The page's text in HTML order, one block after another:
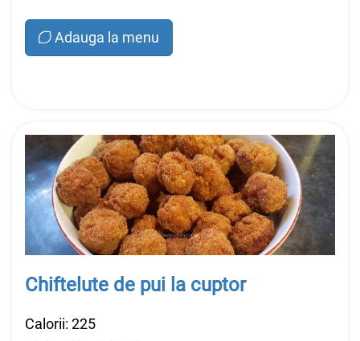
Adauga la menu
Chiftelute de pui la cuptor
Calorii: 225